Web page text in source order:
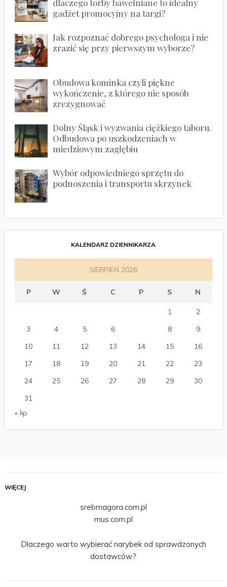
dlaczego torby bawełniane to idealny
gadżet promocyjny na targi?
Jak rozpoznać dobrego psychologa i nie
zrazić się przy pierwszym wyborze?
Obudowa kominka czyli piękne
wykończenie, z którego nie sposób
zrezygnować
Dolny Śląsk i wyzwania ciężkiego taboru.
Odbudowa po uszkodzeniach w
miedziowym zagłębiu
Wybór odpowiedniego sprzętu do
podnoszenia i transportu skrzynek
KALENDARZ DZIENNIKARZA
SIERPIEŃ 2026
P W Ś C P S N
1
2
3
4 5 6 8
9
10
11 12 13 14 15
16
17
18 19 20 21 22
23
24
25 26 27 28 29
30
31
« lip
WIĘCEJ
srebrnagora.com.pl
mus.com.pl
Dlaczego warto wybierać narybek od sprawdzonych
dostawców?